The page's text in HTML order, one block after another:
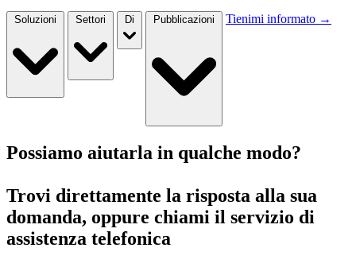
Soluzioni Settori Di Pubblicazioni Tienimi informato →
Possiamo aiutarla in qualche modo?
Trovi direttamente la risposta alla sua
domanda, oppure chiami il servizio di
assistenza telefonica